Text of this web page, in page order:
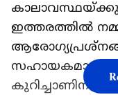
ഇത്തരത്തില്‍
കുറിച്ചാണിനി